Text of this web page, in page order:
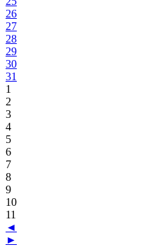
26
27
28
29
30
31
1
2
3
4
5
6
7
8
9
10
11
◄
►